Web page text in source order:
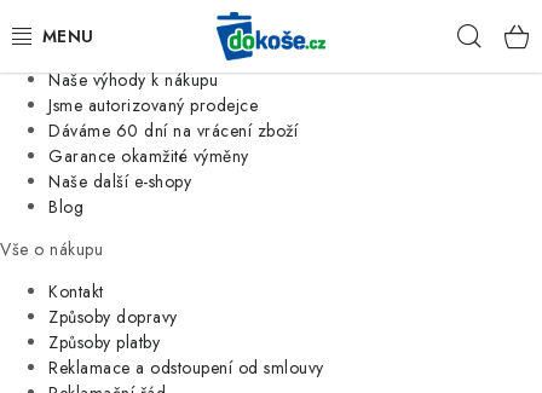
Jsme tradiční česká firma
Naše výhody k nákupu
Jsme autorizovaný prodejce
Dáváme 60 dní na vrácení zboží
Garance okamžité výměny
Naše další e-shopy
Blog
Vše o nákupu
Kontakt
Způsoby dopravy
Způsoby platby
Reklamace a odstoupení od smlouvy
KOŠE
SÁČKY
KUCHYNĚ
ORGANIZACE